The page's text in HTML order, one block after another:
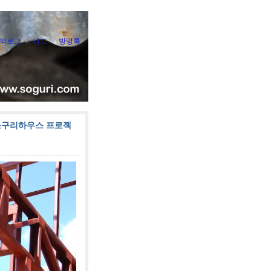
로그 태그 방명록
리하우스 프로젝